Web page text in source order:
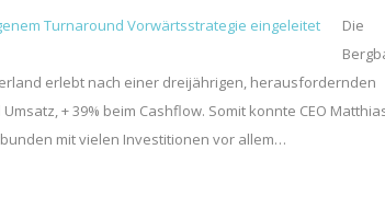
Die
erlebt nach einer dreijährigen, herausfordernden
+ 39% beim Cashflow. Somit konnte CEO
mit vielen Investitionen vor allem…